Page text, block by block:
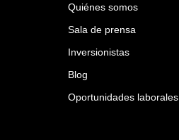
Quiénes somos
Sala de prensa
Inversionistas
Blog
Oportunidades laborales